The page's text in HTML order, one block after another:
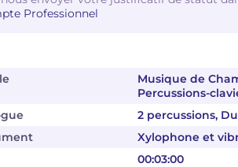
Musique de
Percussions-
2 percussions,
Xylophone et
00:03:00
Professionnel